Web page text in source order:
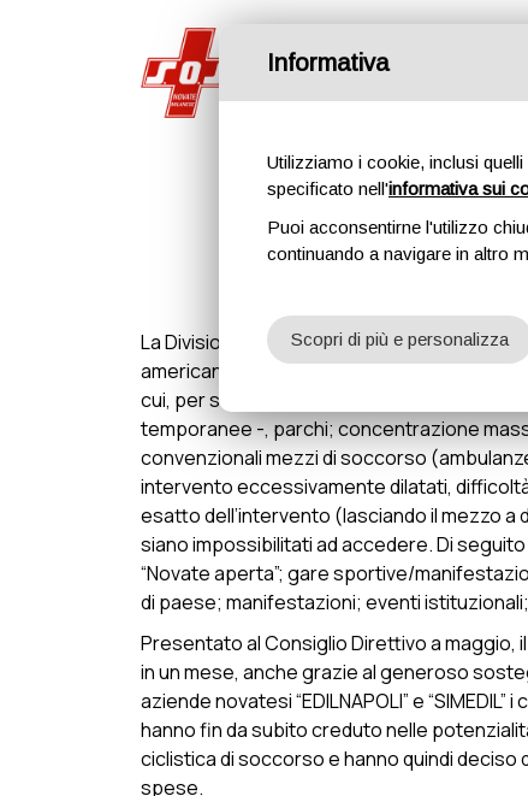
La Divisione Ciclistica è un progetto ideato
americano e di quello britannico ed è
cui, per svariati motivi (e.g.: svolgimento su
temporanee -, parchi; concentrazione
convenzionali mezzi di soccorso
intervento eccessivamente dilatati,
esatto dell’intervento (lasciando il mezzo
siano impossibilitati ad accedere. Di
“Novate aperta”; gare sportive/
di paese; manifestazioni; eventi
Presentato al Consiglio Direttivo a
in un mese, anche grazie al generoso
aziende novatesi “EDILNAPOLI” e
hanno fin da subito creduto nelle
ciclistica di soccorso e hanno quindi deciso
spese.
Informativa
Utilizziamo i cookie, inclusi
specificato nell'informativa sui
Puoi acconsentirne l'utilizzo
continuando a navigare in altro
Scopri di più e personalizza